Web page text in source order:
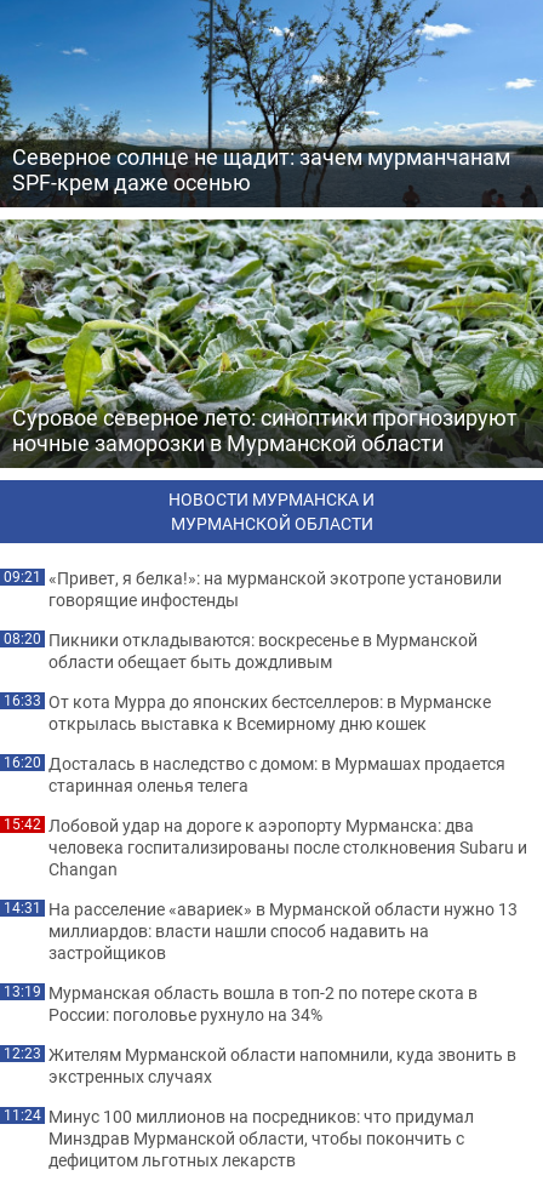
Северное солнце не щадит: зачем мурманчанам
SPF-крем даже осенью
Суровое северное лето: синоптики прогнозируют
ночные заморозки в Мурманской области
НОВОСТИ МУРМАНСКА И
МУРМАНСКОЙ ОБЛАСТИ
09:21 «Привет, я белка!»: на мурманской экотропе установили
говорящие инфостенды
08:20 Пикники откладываются: воскресенье в Мурманской
области обещает быть дождливым
16:33 От кота Мурра до японских бестселлеров: в Мурманске
открылась выставка к Всемирному дню кошек
16:20 Досталась в наследство с домом: в Мурмашах продается
старинная оленья телега
15:42 Лобовой удар на дороге к аэропорту Мурманска: два
человека госпитализированы после столкновения Subaru и
Changan
14:31 На расселение «авариек» в Мурманской области нужно 13
миллиардов: власти нашли способ надавить на
застройщиков
13:19 Мурманская область вошла в топ-2 по потере скота в
России: поголовье рухнуло на 34%
12:23 Жителям Мурманской области напомнили, куда звонить в
экстренных случаях
11:24 Минус 100 миллионов на посредников: что придумал
Минздрав Мурманской области, чтобы покончить с
дефицитом льготных лекарств